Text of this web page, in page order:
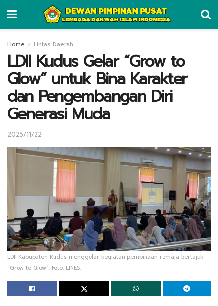
Home Lintas Daerah
LDII Kudus Gelar “Grow to
Glow” untuk Bina Karakter
dan Pengembangan Diri
Generasi Muda
2025/11/22
LDII Kabupaten Kudus menggelar kegiatan pembinaan remaja bertajuk
“Grow to Glow”. Foto: LINES.